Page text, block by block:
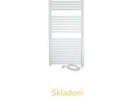
Najpredávanejšie
Abecedne
Skladom